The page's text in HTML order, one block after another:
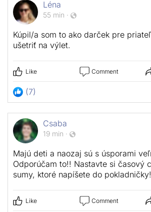
Léna
55 min ·
Kúpil/a som to ako darček pre
ušetriť na výlet.
Like Comment
(7)
Csaba
19 min ·
Majú deti a naozaj sú s úsporami
Odporúčam to!! Nastavte si časový
sumy, ktoré napíšete do pokladničky!
Like Comment